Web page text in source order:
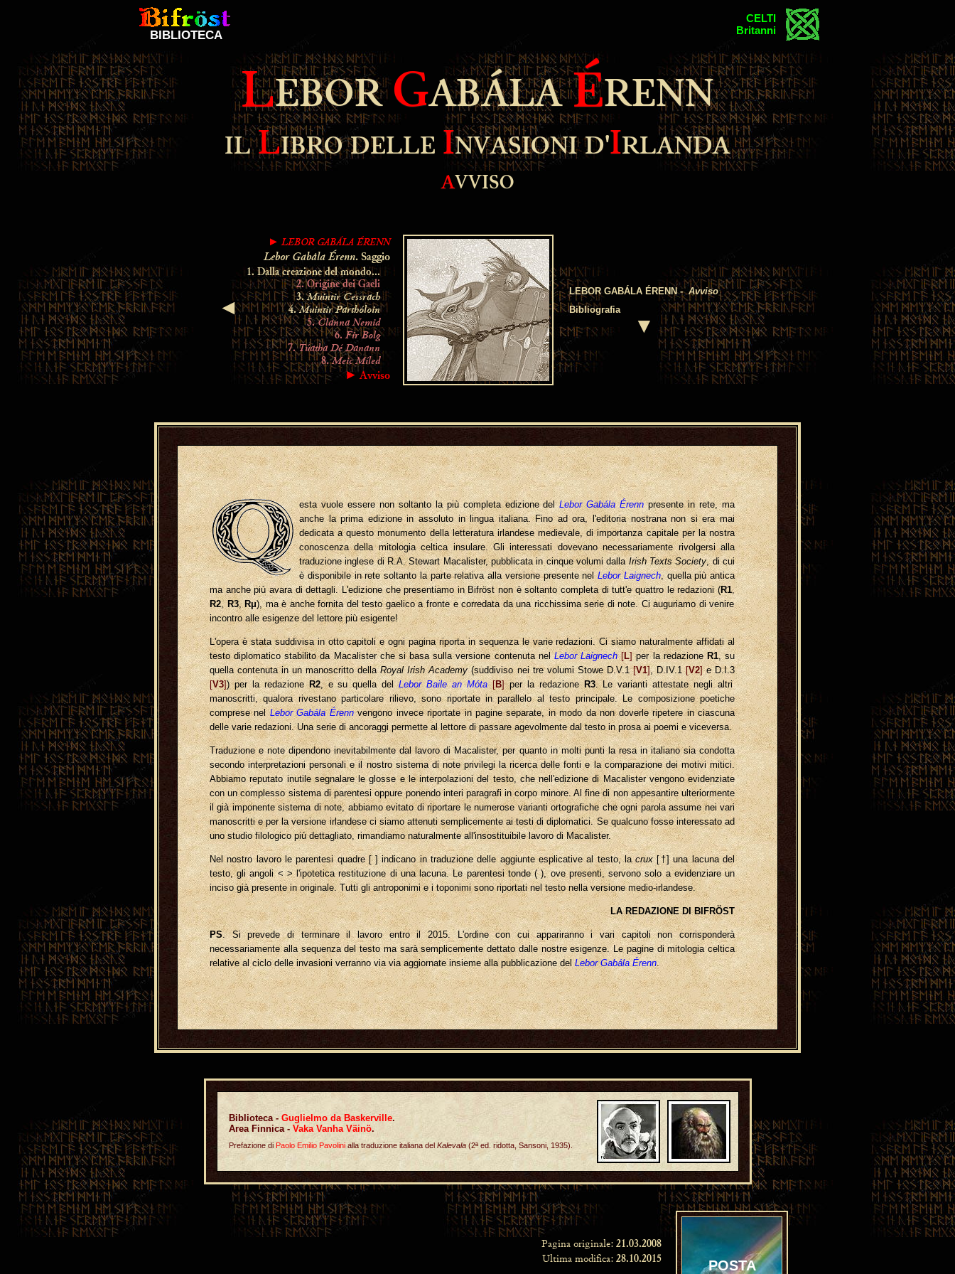
BIBLIOTECA
CELTI
Britanni
LEBORGABÁLAÉRENN
ILLIBRO DELLE INVASIONI D'IRLANDA
AVVISO
◄
► LEBOR GABÁLA ÉRENN
Lebor Gabála Érenn. Saggio
1. Dalla creazione del mondo...
2. Origine dei Gaeli
3.Muintir Cessrach
4.Muintir Parthóloin
5.Clanna Nemid
6.Fir Bolg
7.Túatha Dé Danann
8.Meic Míled
► Avviso
LEBOR GABÁLA ÉRENN -Avviso
Bibliografia
▼
esta vuole essere non soltanto la più completa edizione delLebor Gabála Érennpresente in rete, ma
anche la prima edizione in assoluto in lingua italiana. Fino ad ora, l'editoria nostrana non si era mai
dedicata a questo monumento della letteratura irlandese medievale, di importanza capitale per la nostra
conoscenza della mitologia celtica insulare. Gli interessati dovevano necessariamente rivolgersi alla
traduzione inglese di R.A. Stewart Macalister, pubblicata in cinque volumi dalla Irish Texts Society, di cui
è disponibile in rete soltanto la parte relativa alla versione presente nelLebor Laignech, quella più antica
ma anche più avara di dettagli. L'edizione che presentiamo in Bifröst non è soltanto completa di tutt'e quattro le redazioni (R1,
R2, R3,Rμ), ma è anche fornita del testo gaelico a fronte e corredata da una ricchissima serie di note. Ci auguriamo di venire
incontro alle esigenze del lettore più esigente!
L'opera è stata suddivisa in otto capitoli e ogni pagina riporta in sequenza le varie redazioni. Ci siamo naturalmente affidati al
testo diplomatico stabilito da Macalister che si basa sulla versione contenuta nelLebor Laignech [L]per la redazioneR1, su
quella contenuta in un manoscritto dellaRoyal Irish Academy(suddiviso nei tre volumi Stowe D.V.1[V1], D.IV.1[V2]e D.I.3
[V3]) per la redazioneR2, e su quella delLebor Baile an Móta [B]per la redazione R3. Le varianti attestate negli altri
manoscritti, qualora rivestano particolare rilievo, sono riportate in parallelo al testo principale. Le composizione poetiche
comprese nelLebor Gabála Érennvengono invece riportate in pagine separate, in modo da non doverle ripetere in ciascuna
delle varie redazioni. Una serie di ancoraggi permette al lettore di passare agevolmente dal testo in prosa ai poemi e viceversa.
Traduzione e note dipendono inevitabilmente dal lavoro di Macalister, per quanto in molti punti la resa in italiano sia condotta
secondo interpretazioni personali e il nostro sistema di note privilegi la ricerca delle fonti e la comparazione dei motivi mitici.
Abbiamo reputato inutile segnalare le glosse e le interpolazioni del testo, che nell'edizione di Macalister vengono evidenziate
con un complesso sistema di parentesi oppure ponendo interi paragrafi in corpo minore. Al fine di non appesantire ulteriormente
il già imponente sistema di note, abbiamo evitato di riportare le numerose varianti ortografiche che ogni parola assume nei vari
manoscritti e per la versione irlandese ci siamo attenuti semplicemente ai testi di diplomatici. Se qualcuno fosse interessato ad
uno studio filologico più dettagliato, rimandiamo naturalmente all'insostituibile lavoro di Macalister.
Nel nostro lavoro le parentesi quadre [ ] indicano in traduzione delle aggiunte esplicative al testo, lacrux[†] una lacuna del
testo, gli angoli < > l'ipotetica restituzione di una lacuna. Le parentesi tonde ( ), ove presenti, servono solo a evidenziare un
inciso già presente in originale. Tutti gli antroponimi e i toponimi sono riportati nel testo nella versione medio-irlandese.
LA REDAZIONE DI BIFRÖST
PS. Si prevede di terminare il lavoro entro il 2015. L'ordine con cui appariranno i vari capitoli non corrisponderà
necessariamente alla sequenza del testo ma sarà semplicemente dettato dalle nostre esigenze. Le pagine di mitologia celtica
relative al ciclo delle invasioni verranno via via aggiornate insieme alla pubblicazione delLebor Gabála Érenn.
Biblioteca - Guglielmo da Baskerville.
Area Finnica - Vaka Vanha Väinö.
Prefazione di Paolo Emilio Pavolini alla traduzione italiana del Kalevala(2ª ed. ridotta, Sansoni, 1935).
Pagina originale: 21.03.2008
Ultima modifica: 28.10.2015 POSTA